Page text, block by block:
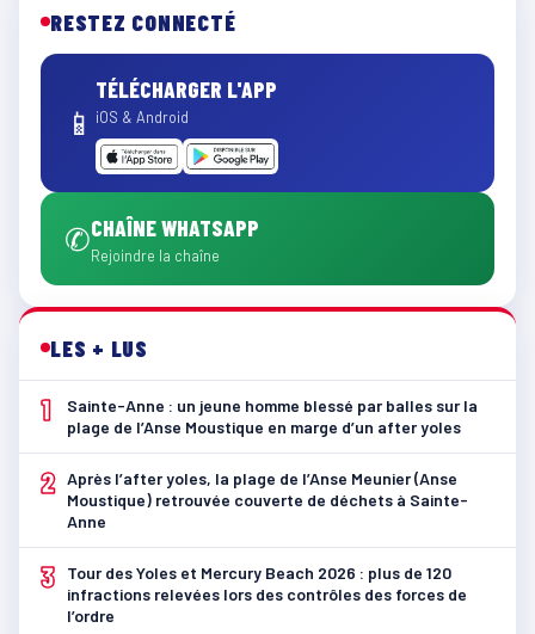
RESTEZ CONNECTÉ
📱
TÉLÉCHARGER L'APP
iOS & Android
✆CHAÎNE WHATSAPP
Rejoindre la chaîne
LES + LUS
1
Sainte-Anne : un jeune homme blessé par balles sur la
plage de l’Anse Moustique en marge d’un after yoles
2 Après l’after yoles, la plage de l’Anse Meunier (Anse
Moustique) retrouvée couverte de déchets à Sainte-
Anne
3
Tour des Yoles et Mercury Beach 2026 : plus de 120
infractions relevées lors des contrôles des forces de
l’ordre